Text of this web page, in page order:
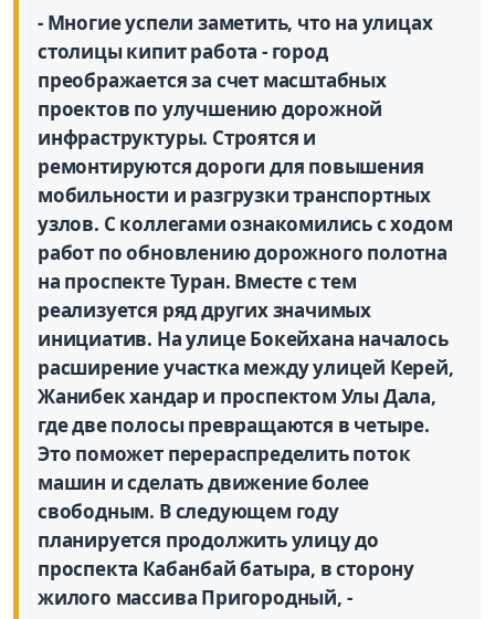
- Многие успели заметить, что на улицах
столицы кипит работа - город
преображается за счет масштабных
проектов по улучшению дорожной
инфраструктуры. Строятся и
ремонтируются дороги для повышения
мобильности и разгрузки транспортных
узлов. С коллегами ознакомились с ходом
работ по обновлению дорожного полотна
на проспекте Туран. Вместе с тем
реализуется ряд других значимых
инициатив. На улице Бокейхана началось
расширение участка между улицей Керей,
Жанибек хандар и проспектом Улы Дала,
где две полосы превращаются в четыре.
Это поможет перераспределить поток
машин и сделать движение более
свободным. В следующем году
планируется продолжить улицу до
проспекта Кабанбай батыра, в сторону
жилого массива Пригородный, -